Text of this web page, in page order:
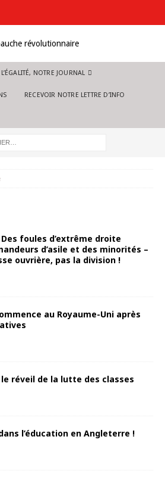
L’ÉGALITÉ, NOTRE JOURNAL
RECEVOIR NOTRE LETTRE D’INFO
foules d’extrême droite
d’asile et des minorités –
ouvrière, pas la division !
au Royaume-Uni après
réveil de la lutte des classes
l’éducation en Angleterre !